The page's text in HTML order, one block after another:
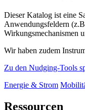
Dieser Katalog ist eine
Anwendungsfeldern
Wirkungsmechanismen
Wir haben zudem
Zu den Nudging-Tools
Energie & Strom
Ressourcen